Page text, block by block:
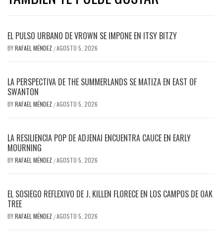
EL PULSO URBANO DE VROWN SE IMPONE EN ITSY BITZY
BYRAFAEL MÉNDEZ /AGOSTO 5, 2026
LA PERSPECTIVA DE THE SUMMERLANDS SE MATIZA EN EAST OF
SWANTON
BYRAFAEL MÉNDEZ /AGOSTO 5, 2026
LA RESILIENCIA POP DE ADJENAI ENCUENTRA CAUCE EN EARLY
MOURNING
BYRAFAEL MÉNDEZ /AGOSTO 5, 2026
EL SOSIEGO REFLEXIVO DE J. KILLEN FLORECE EN LOS CAMPOS DE OAK
TREE
BYRAFAEL MÉNDEZ /AGOSTO 5, 2026